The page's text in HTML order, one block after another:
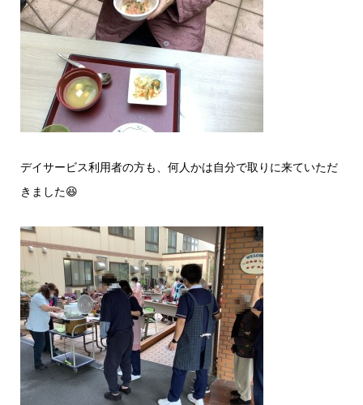
デイサービス利用者の方も、何人かは自分で取りに来ていただ
きました😆